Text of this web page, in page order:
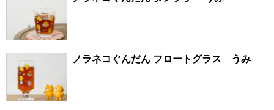
ノラネコぐんだん フロートグラス うみ